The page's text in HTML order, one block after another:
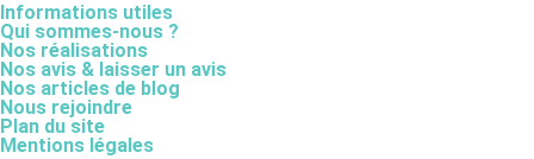
Informations utiles
Qui sommes-nous ?
Nos réalisations
Nos avis & laisser un avis
Nos articles de blog
Nous rejoindre
Plan du site
Mentions légales